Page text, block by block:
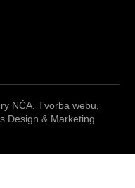
NČA. Tvorba webu,
Design & Marketing